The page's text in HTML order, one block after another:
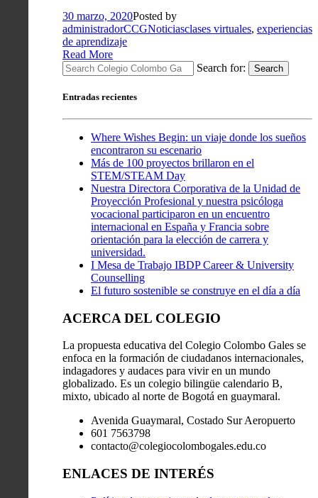
30 marzo, 2020Posted by
administradorCCGNoticiasclases virtuales, experiencias
de aprendizaje
Read More
Search for:
Search
Entradas recientes
Where Wishes Begin: un viaje donde los sueños
encontraron su escenario
Más de 100 proyectos brillaron en el
STEM/STEAM Day
Nuestra Directora Corporativa de la Unidad de
Proyección Profesional y nuestra psicóloga
vocacional participaron en un encuentro
internacional en España y Francia sobre
orientación para la elección de carrera y
universidad.
I Mesa de Trabajo IBDP Career & University
Counselling
El futuro sostenible se construye en el día a día
ACERCA DEL COLEGIO
La propuesta educativa del Colegio Colombo Gales se
enfoca en la formación de ciudadanos internacionales,
indagadores y audaces para vivir en un mundo
globalizado. Es un colegio bilingüe calendario B,
mixto, ubicado al norte de Bogotá en guaymaral.
Avenida Guaymaral, Costado Sur Aeropuerto
601 7563798
contacto@colegiocolombogales.edu.co
ENLACES DE INTERÉS